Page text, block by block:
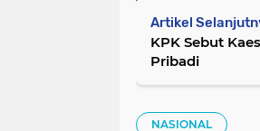
Artikel
KPK Sebut
Pribadi
NASIONAL